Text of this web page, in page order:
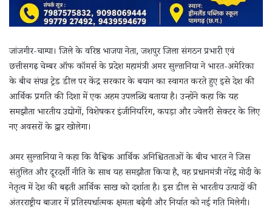
जांजगीर-चाम्पा। जिले के वरिष्ठ भाजपा नेता, जशपुर जिला संगठन प्रभारी एवं
छत्तीसगढ़ चेम्बर ऑफ कॉमर्स के प्रदेश महामंत्री अमर सुल्तानिया ने भारत-अमेरिका
के बीच संपन्न ट्रेड डील पर केंद्र सरकार के बयान का स्वागत करते हुए इसे देश की
आर्थिक प्रगति की दिशा में एक अहम उपलब्धि बताया है। उन्होंने कहा कि यह
समझौता भारतीय उद्योगों, विशेषकर इंजीनियरिंग, कपड़ा और ज्वेलरी सेक्टर के लिए
नए अवसरों के द्वार खोलेगा।
अमर सुल्तानिया ने कहा कि वैश्विक आर्थिक अनिश्चितताओं के बीच भारत ने जिस
संतुलित और दूरदर्शी नीति के साथ यह समझौता किया है, वह प्रधानमंत्री नरेंद्र मोदी के
नेतृत्व में देश की बढ़ती आर्थिक साख को दर्शाता है। इस डील से भारतीय उत्पादों की
अंतरराष्ट्रीय बाजार में प्रतिस्पर्धात्मक क्षमता बढ़ेगी और निर्यात को नई गति मिलेगी।